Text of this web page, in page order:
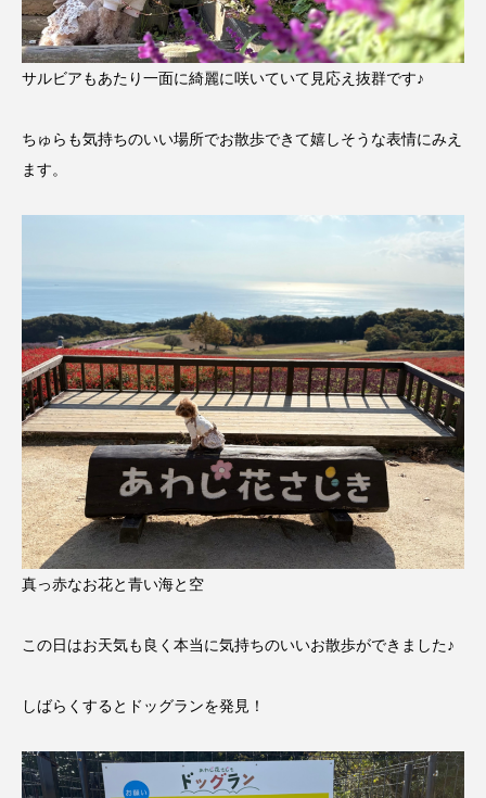
サルビアもあたり一面に綺麗に咲いていて見応え抜群です♪
ちゅらも気持ちのいい場所でお散歩できて嬉しそうな表情にみえ
ます。
真っ赤なお花と青い海と空
この日はお天気も良く本当に気持ちのいいお散歩ができました♪
しばらくするとドッグランを発見！